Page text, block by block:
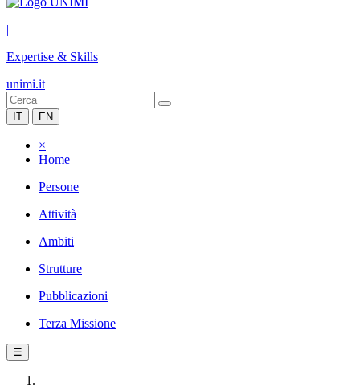
|
Expertise & Skills
unimi.it
IT EN
×
Home
Persone
Attività
Ambiti
Strutture
Pubblicazioni
Terza Missione
☰